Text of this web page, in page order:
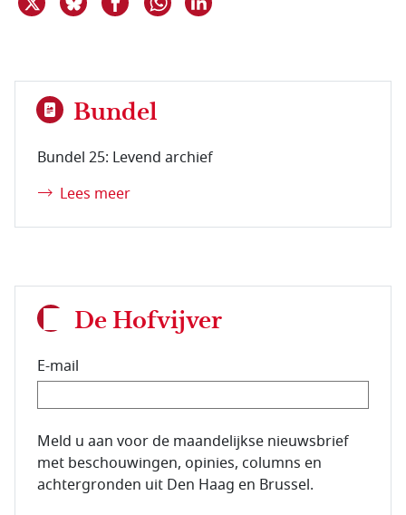
Bundel
Bundel 25: Levend archief
Lees meer
De Hofvijver
E-mail
E-mailadres van de abonnee.
Meld u aan voor de maandelijkse nieuwsbrief
met beschouwingen, opinies, columns en
achtergronden uit Den Haag en Brussel.